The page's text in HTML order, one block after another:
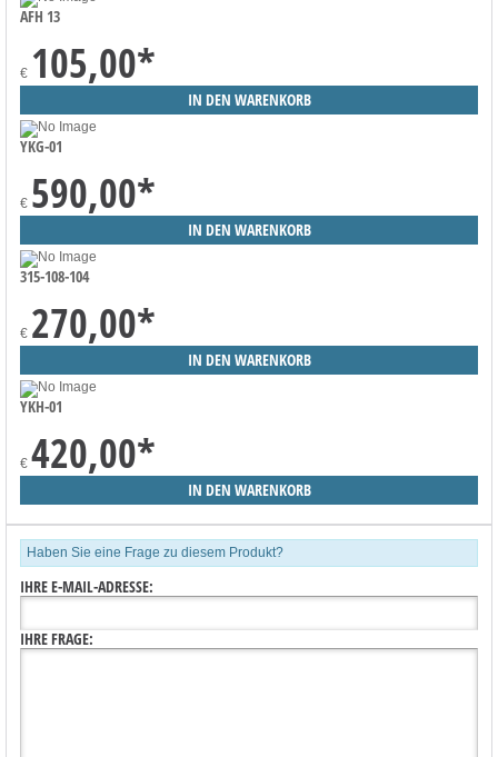
AFH 13
€ 105,00*
YKG-01
€ 590,00*
315-108-104
€ 270,00*
YKH-01
€ 420,00*
Haben Sie eine Frage zu diesem Produkt?
IHRE E-MAIL-ADRESSE:
IHRE FRAGE: